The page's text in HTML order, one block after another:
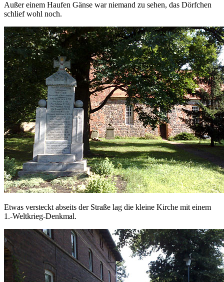
Außer einem Haufen Gänse war niemand zu sehen, das Dörfchen
schlief wohl noch.
Etwas versteckt abseits der Straße lag die kleine Kirche mit einem
1.-Weltkrieg-Denkmal.